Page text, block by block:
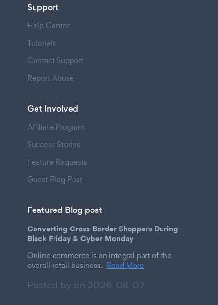
Support
Help Center
Tutorials
Contact Support
Report Abuse
Get Involved
Affiliate Program
Success Stories
Feature Requests
Guest Blog Post
Featured Blog post
Converting Cross-Border Shoppers During
Black Friday & Cyber Monday
Online commerce is an integral part of the
overall retail business. Read More
Posted by on 2026-08-07